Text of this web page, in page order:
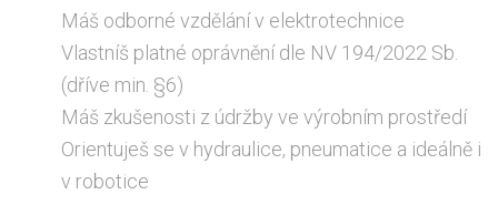
Máš odborné vzdělání v elektrotechnice
Vlastníš platné oprávnění dle NV 194/2022 Sb.
(dříve min. §6)
Máš zkušenosti z údržby ve výrobním prostředí
Orientuješ se v hydraulice, pneumatice a ideálně i
v robotice